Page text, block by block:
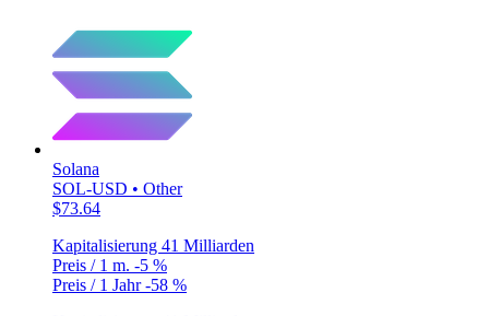
Solana
SOL-USD • Other
$73.64
Kapitalisierung 41 Milliarden
Preis / 1 m. -5 %
Preis / 1 Jahr-58 %